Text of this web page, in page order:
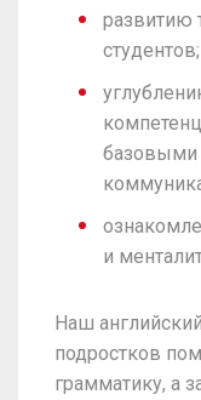
развитию
студентов;
базовыми
и
Наш
подростков
грамматику, а